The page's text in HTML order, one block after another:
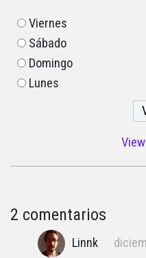
Viernes
Sábado
Domingo
Lunes
2 comentarios
Linnk